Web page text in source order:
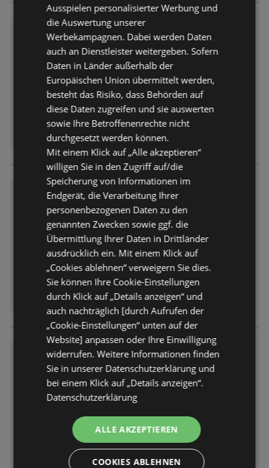
Wochenangebote
Prospekt
nicht mehr gültig
Abgelaufen am:
Wochenangebote
Prospekt nicht mehr gültig
Abgelaufen am: 01.08.2026
Wochenangebote
Prospekt nicht mehr gültig
Abgelaufen am: 01.08.2026
Ausspielen personalisierter Werbung und
die Auswertung unserer
Werbekampagnen. Dabei werden Daten
auch an Dienstleister weitergeben. Sofern
Daten in Länder außerhalb der
Europäischen Union übermittelt werden,
besteht das Risiko, dass Behörden auf
diese Daten zugreifen und sie auswerten
sowie Ihre Betroffenenrechte nicht
durchgesetzt werden können.
Mit einem Klick auf „Alle akzeptieren“
willigen Sie in den Zugriff auf/die
Speicherung von Informationen im
Endgerät, die Verarbeitung Ihrer
personenbezogenen Daten zu den
genannten Zwecken sowie ggf. die
Übermittlung Ihrer Daten in Drittländer
ausdrücklich ein. Mit einem Klick auf
„Cookies ablehnen“ verweigern Sie dies.
Sie können Ihre Cookie-Einstellungen
durch Klick auf „Details anzeigen“ und
auch nachträglich [durch Aufrufen der
„Cookie-Einstellungen“ unten auf der
Website] anpassen oder Ihre Einwilligung
widerrufen. Weitere Informationen finden
Sie in unserer Datenschutzerklärung und
bei einem Klick auf „Details anzeigen“.
Datenschutzerklärung
ALLE AKZEPTIEREN
COOKIES ABLEHNEN